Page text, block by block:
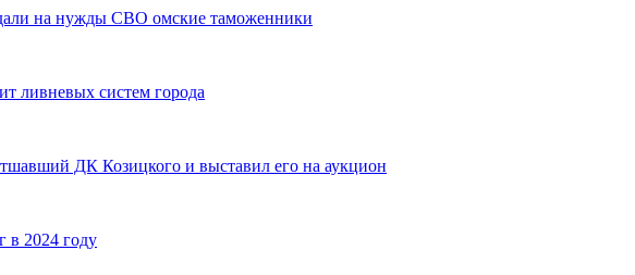
на нужды СВО омские таможенники
ливневых систем города
ДК Козицкого и выставил его на аукцион
в 2024 году